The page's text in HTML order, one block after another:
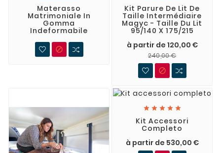
Materasso
Matrimoniale In
Gomma
Indeformabile

Kit Parure De Lit De
Taille Intermédiaire
Magyc - Taille Du Lit
95/140 X 175/215
à partir de 120,00 €
240,00 €

    
Kit Accessori
Completo
à partir de 530,00 €